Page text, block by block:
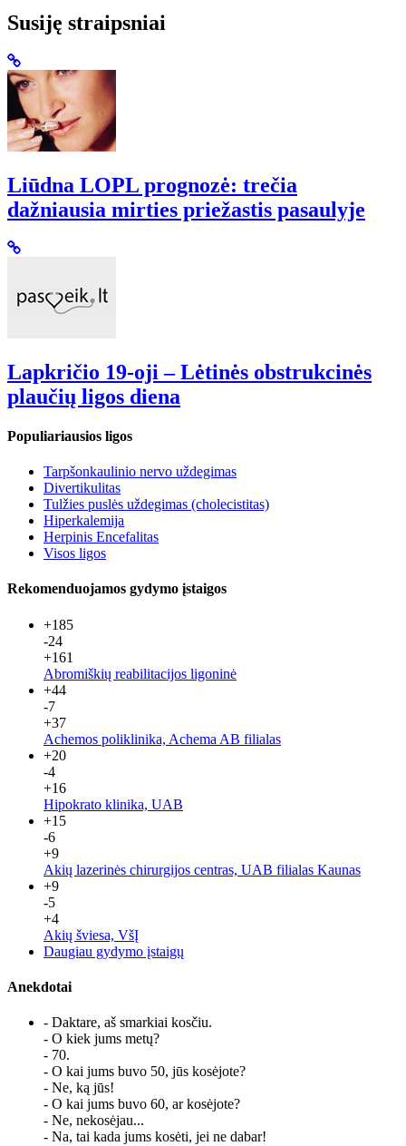
Susiję straipsniai
Liūdna LOPL prognozė: trečia
dažniausia mirties priežastis pasaulyje
Lapkričio 19-oji – Lėtinės obstrukcinės
plaučių ligos diena
Populiariausios ligos
Tarpšonkaulinio nervo uždegimas
Divertikulitas
Tulžies puslės uždegimas (cholecistitas)
Hiperkalemija
Herpinis Encefalitas
Visos ligos
Rekomenduojamos gydymo įstaigos
+185
-24
+161
Abromiškių reabilitacijos ligoninė
+44
-7
+37
Achemos poliklinika, Achema AB filialas
+20
-4
+16
Hipokrato klinika, UAB
+15
-6
+9
Akių lazerinės chirurgijos centras, UAB filialas Kaunas
+9
-5
+4
Akių šviesa, VšĮ
Daugiau gydymo įstaigų
Anekdotai
- Daktare, aš smarkiai kosčiu.
- O kiek jums metų?
- 70.
- O kai jums buvo 50, jūs kosėjote?
- Ne, ką jūs!
- O kai jums buvo 60, ar kosėjote?
- Ne, nekosėjau...
- Na, tai kada jums kosėti, jei ne dabar!